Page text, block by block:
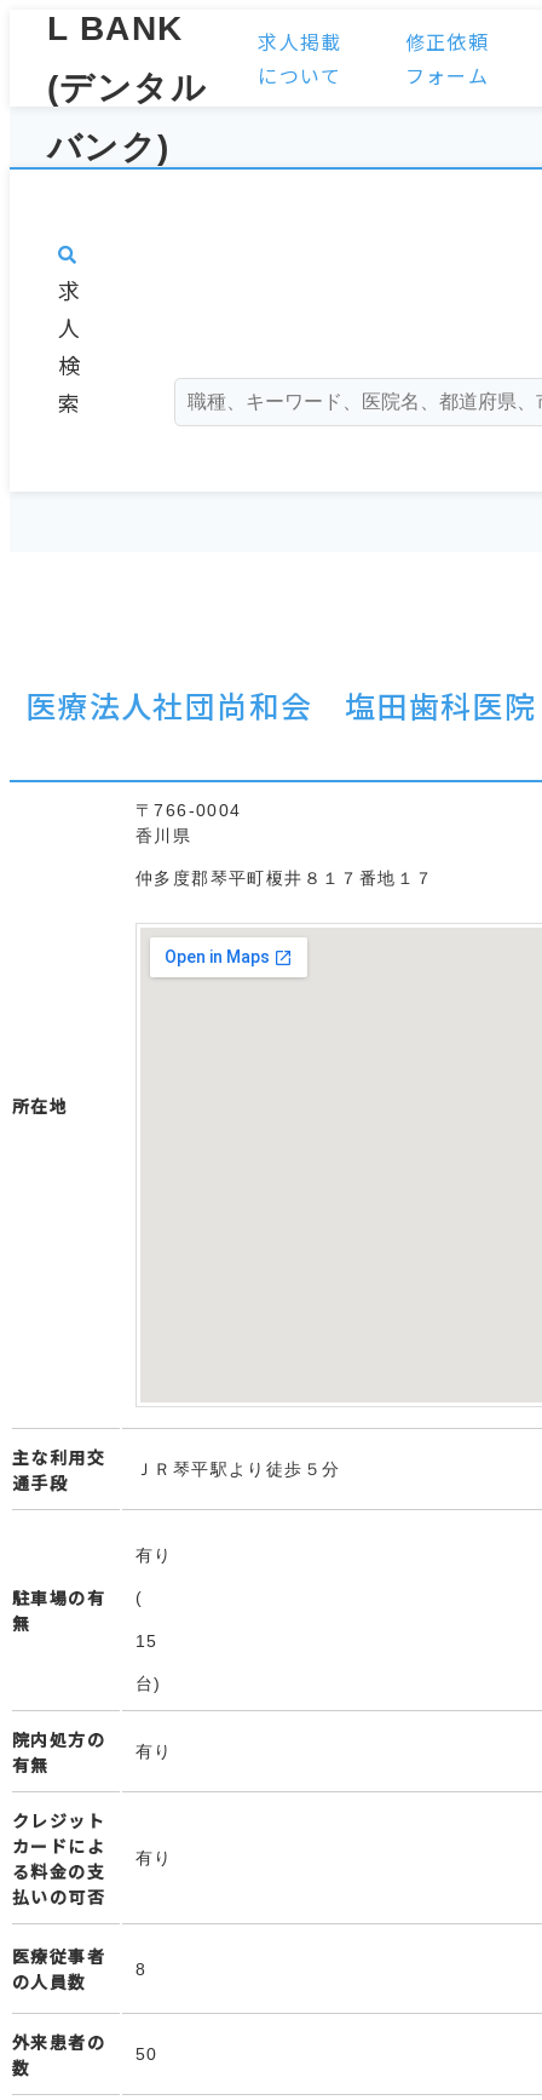
求人掲載
について
修正依頼
フォーム
求
人
検
索
医療法人社団尚和会 塩田歯科医院
所在地
〒766-0004
香川県
仲多度郡琴平町榎井８１７番地１７
主な利用交
通手段
ＪＲ琴平駅より徒歩５分
駐車場の有
無
有り
(
15
台)
院内処方の
有無
有り
クレジット
カードによ
る料金の支
払いの可否
有り
医療従事者
の人員数
8
外来患者の
数
50